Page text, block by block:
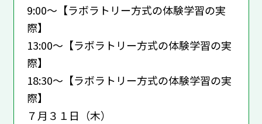
9:00～【ラボラトリー方式の体験学習の実
際】
13:00～【ラボラトリー方式の体験学習の実
際】
18:30～【ラボラトリー方式の体験学習の実
際】
７月３１日（木）